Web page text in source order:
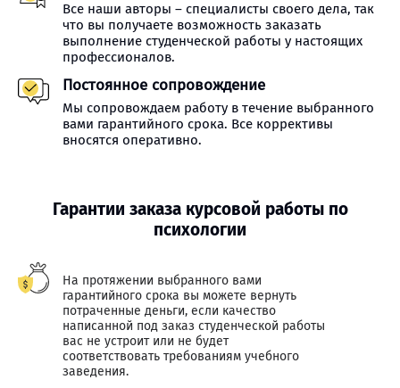
Все наши авторы – специалисты своего дела, так
что вы получаете возможность заказать
выполнение студенческой работы у настоящих
профессионалов.
Постоянное сопровождение
Мы сопровождаем работу в течение выбранного
вами гарантийного срока. Все коррективы
вносятся оперативно.
Гарантии заказа курсовой работы по
психологии
На протяжении выбранного вами
гарантийного срока вы можете вернуть
потраченные деньги, если качество
написанной под заказ студенческой работы
вас не устроит или не будет
соответствовать требованиям учебного
заведения.